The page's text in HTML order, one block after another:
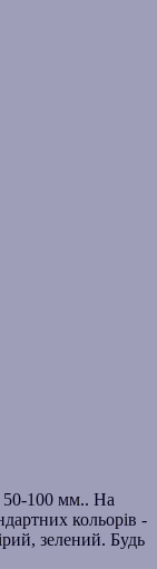
50-100 мм.. На
кольорів -
зелений. Будь